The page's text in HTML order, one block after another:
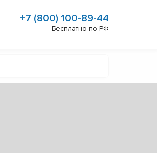
+7 (800) 100-89-44
Бесплатно по РФ